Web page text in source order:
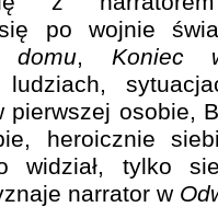
się po wojnie
, Koniec
ludziach,
pierwszej osobie,
heroicznie
widział, tylko
narrator w